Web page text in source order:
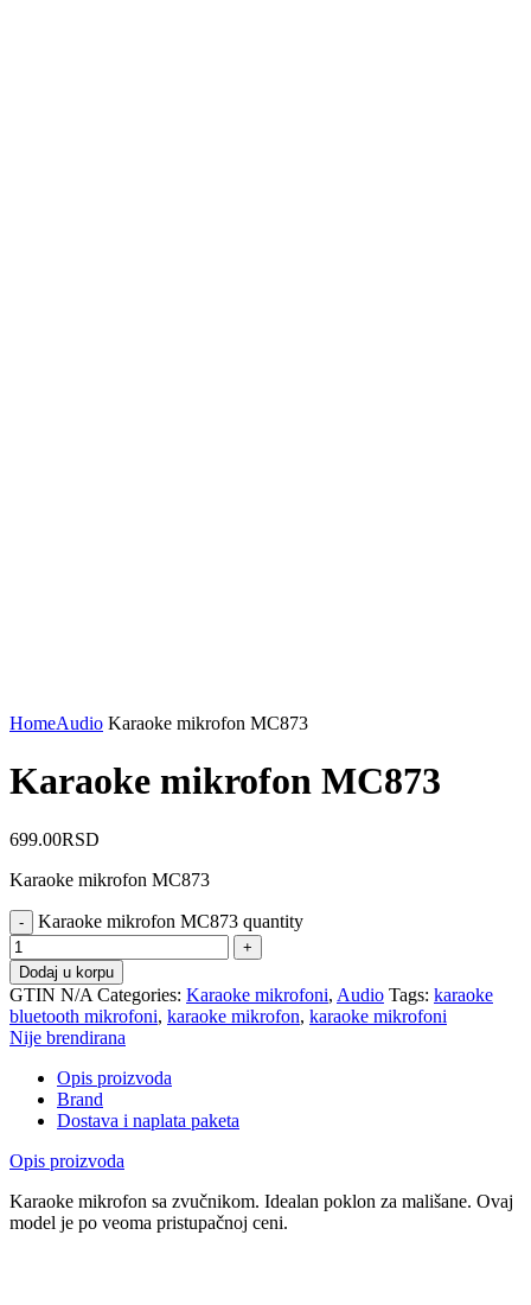
HomeAudio Karaoke mikrofon MC873
Karaoke mikrofon MC873
699.00RSD
Karaoke mikrofon MC873
Karaoke mikrofon MC873 quantity
Dodaj u korpu
GTIN N/A Categories: Karaoke mikrofoni, Audio Tags: karaoke
bluetooth mikrofoni, karaoke mikrofon, karaoke mikrofoni
Nije brendirana
Opis proizvoda
Brand
Dostava i naplata paketa
Opis proizvoda
Karaoke mikrofon sa zvučnikom. Idealan poklon za mališane. Ovaj
model je po veoma pristupačnoj ceni.